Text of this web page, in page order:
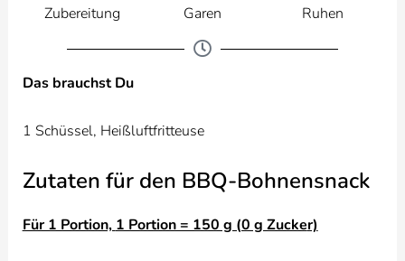
Zubereitung Garen Ruhen
Das brauchst Du
1 Schüssel, Heißluftfritteuse
Zutaten für den BBQ-Bohnensnack
Für 1 Portion, 1 Portion = 150 g (0 g Zucker)